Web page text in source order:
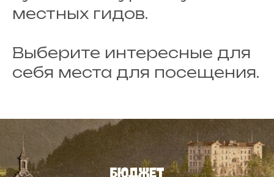
местных гидов.
Выберите интересные для
себя места для посещения.